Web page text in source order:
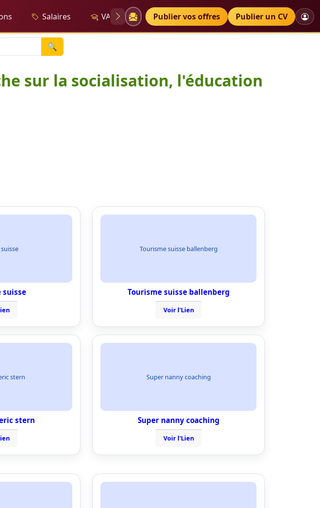
Salaires VAE Diplômes Petites annonces
Publier vos offres Publier un CV
et la formation
🔍
sur la socialisation, l'éducation
suisse
Tourisme suisse ballenberg
Tourisme suisse ballenberg
Voir l'Lien
stern
stern
Super nanny coaching
Super nanny coaching
Voir l'Lien